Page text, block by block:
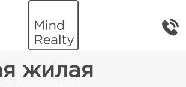
жилая недвижимость
жилая